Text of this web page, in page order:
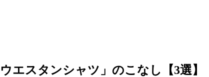
エスタンシャツ」のこなし【3選】